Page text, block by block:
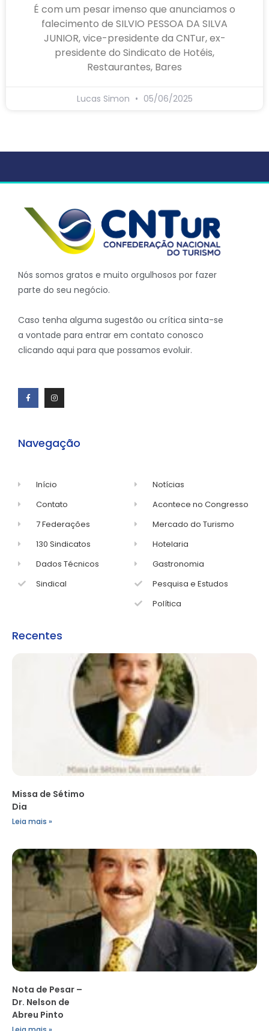
É com um pesar imenso que anunciamos o
falecimento de SILVIO PESSOA DA SILVA
JUNIOR, vice-presidente da CNTur, ex-
presidente do Sindicato de Hotéis,
Restaurantes, Bares
Lucas Simon 05/06/2025
Nós somos gratos e muito orgulhosos por fazer
parte do seu negócio.
Caso tenha alguma sugestão ou crítica sinta-se
a vontade para entrar em contato conosco
clicando aqui para que possamos evoluir.
Navegação
Início
Contato
7 Federações
130 Sindicatos
Dados Técnicos
Sindical
Notícias
Acontece no Congresso
Mercado do Turismo
Hotelaria
Gastronomia
Pesquisa e Estudos
Política
Recentes
Missa de Sétimo
Dia
Leia mais »
Nota de Pesar –
Dr. Nelson de
Abreu Pinto